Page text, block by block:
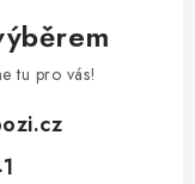
tu pro vás!